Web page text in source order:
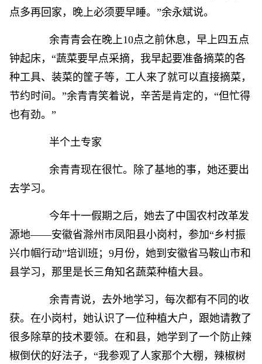
点多再回家，晚上必须要早睡。”余永斌说。
余青青会在晚上10点之前休息，早上四五点
钟起床，“蔬菜要早点采摘，我早起要准备摘菜的各
种工具、装菜的筐子等，工人来了就可以直接摘菜，
节约时间。”余青青笑着说，辛苦是肯定的，“但忙得
也有劲。”
半个土专家
余青青现在很忙。除了基地的事，她还要出
去学习。
今年十一假期之后，她去了中国农村改革发
源地——安徽省滁州市凤阳县小岗村，参加“乡村振
兴巾帼行动”培训班；9月份，她到安徽省马鞍山市和
县学习，那里是长三角知名蔬菜种植大县。
余青青说，去外地学习，每次都有不同的收
获。在小岗村，她认识了一位种植大户，跟她请教了
很多除草的技术要领。在和县，她学到了一个防止辣
椒倒伏的好法子，“我参观了人家那个大棚，辣椒树